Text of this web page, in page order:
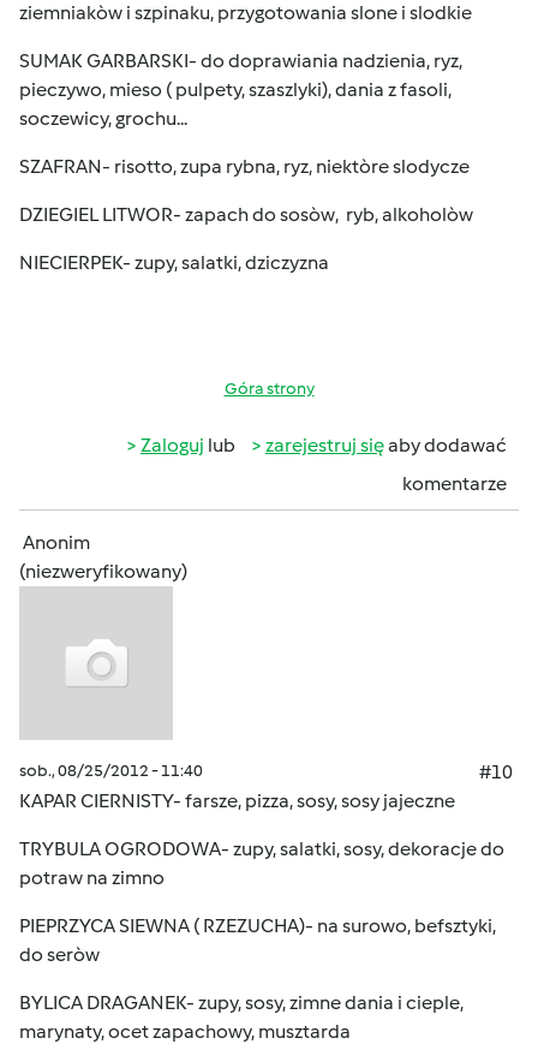
ziemniakòw i szpinaku, przygotowania slone i slodkie
SUMAK GARBARSKI- do doprawiania nadzienia, ryz,
pieczywo, mieso ( pulpety, szaszlyki), dania z fasoli,
soczewicy, grochu...
SZAFRAN- risotto, zupa rybna, ryz, niektòre slodycze
DZIEGIEL LITWOR- zapach do sosòw, ryb, alkoholòw
NIECIERPEK- zupy, salatki, dziczyzna
Góra strony
Zaloguj lub zarejestruj sięaby dodawać
komentarze
Anonim
(niezweryfikowany)
sob., 08/25/2012 - 11:40
#10
KAPAR CIERNISTY- farsze, pizza, sosy, sosy jajeczne
TRYBULA OGRODOWA- zupy, salatki, sosy, dekoracje do
potraw na zimno
PIEPRZYCA SIEWNA ( RZEZUCHA)- na surowo, befsztyki,
do seròw
BYLICA DRAGANEK- zupy, sosy, zimne dania i cieple,
marynaty, ocet zapachowy, musztarda